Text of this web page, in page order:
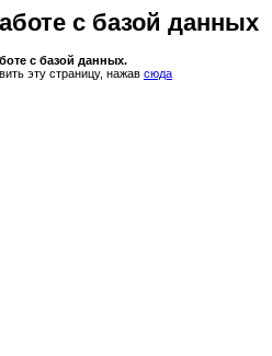
с базой данных
с базой данных.
эту страницу, нажав сюда